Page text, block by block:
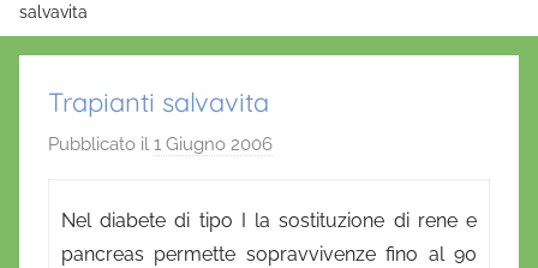
salvavita
Trapianti salvavita
Pubblicato il 1 Giugno 2006
Nel diabete di tipo I la sostituzione di rene e
pancreas permette sopravvivenze fino al 90